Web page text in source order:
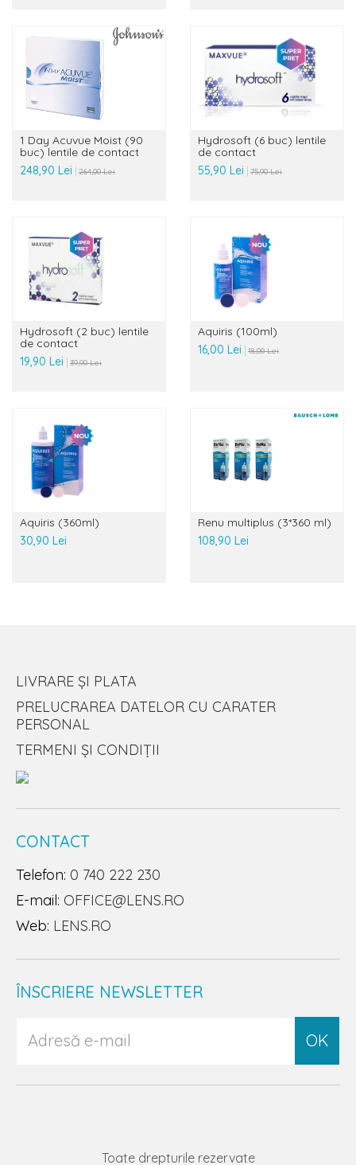
1 Day Acuvue Moist (90
buc) lentile de contact
248,90 Lei
264,00 Lei
Hydrosoft (6 buc) lentile
de contact
55,90 Lei
75,90 Lei
Hydrosoft (2 buc) lentile
de contact
19,90 Lei
39,90 Lei
Aquiris (100ml)
16,00 Lei
18,00 Lei
Aquiris (360ml)
30,90 Lei
Renu multiplus (3*360 ml)
108,90 Lei
LIVRARE ȘI PLATA
PRELUCRAREA DATELOR CU CARATER
PERSONAL
TERMENI ȘI CONDIȚII
CONTACT
Telefon: 0 740 222 230
E-mail: OFFICE@LENS.RO
Web: LENS.RO
ÎNSCRIERE NEWSLETTER
OK
Toate drepturile rezervate